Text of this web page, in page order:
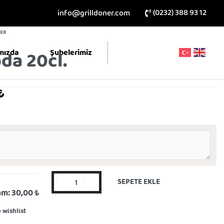
info@grilldoner.com (0232) 388 93 12
Şubelerimiz
20cl.
30,00 ₺
SEPETE EKLE
wishlist